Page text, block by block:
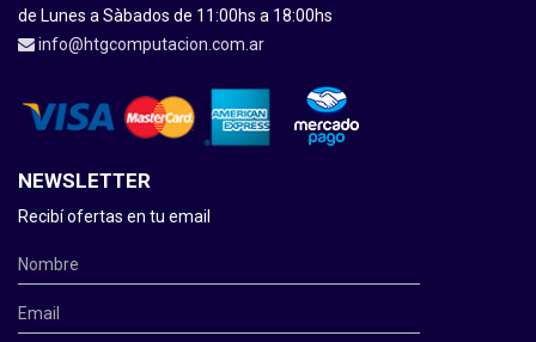
de Lunes a Sàbados de 11:00hs a 18:00hs
info@htgcomputacion.com.ar
NEWSLETTER
Recibí ofertas en tu email